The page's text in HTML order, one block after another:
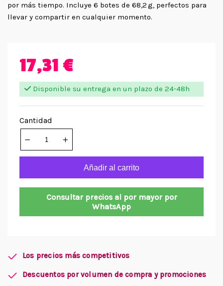
por más tiempo. Incluye 6 botes de 68,2 g, perfectos para
llevar y compartir en cualquier momento.
17,31 €
Disponible su entrega en un plazo de 24-48h
Cantidad
Añadir al carrito
Consultar precios al por mayor por
WhatsApp
Los precios más competitivos
Descuentos por volumen de compra y promociones